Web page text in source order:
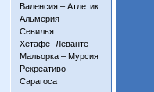
Валенсия – Атлетик
Альмерия –
Севилья
Хетафе- Леванте
Мальорка – Мурсия
Рекреативо –
Сарагоса